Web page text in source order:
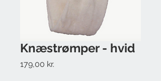
Knæstrømper - hvid
179,00 kr.